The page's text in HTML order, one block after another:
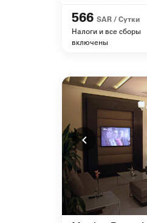
566 SAR / Сутки
Налоги и все сборы
включены